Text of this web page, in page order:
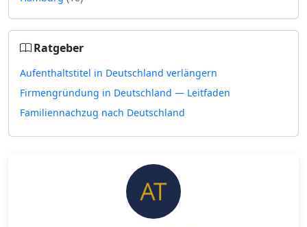
Ratgeber
Aufenthaltstitel in Deutschland verlängern
Firmengründung in Deutschland — Leitfaden
Familiennachzug nach Deutschland